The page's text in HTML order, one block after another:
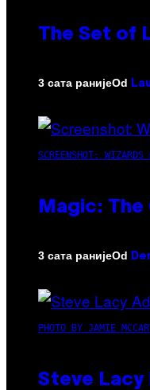
The Set of
3 сата ранијеOd
SCREENSHOT:
Magic:
3 сата ранијеOd
PHOTO BY JAMIE
Steve Lacy